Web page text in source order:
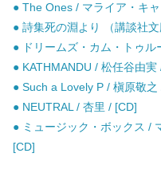
● The Ones / マライア・キ
● 詩集死の淵より （講談社
● ドリームズ・カム・トゥ
● KATHMANDU / 松任谷由実
● Such a Lovely P / 槇原敬之
● NEUTRAL / 杏里 / [CD]
● ミュージック・ボックス /
[CD]